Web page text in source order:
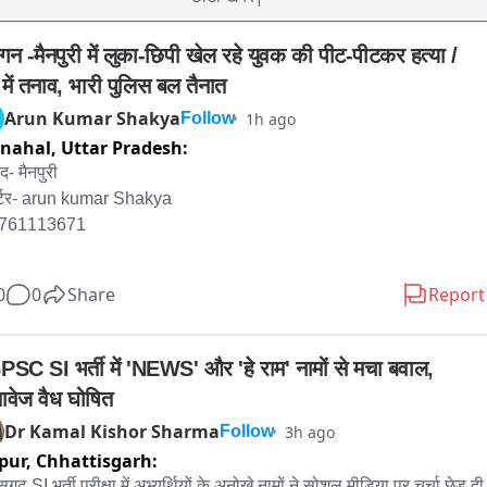
-मैनपुरी में लुका-छिपी खेल रहे युवक की पीट-पीटकर हत्या /
में तनाव, भारी पुलिस बल तैनात
Arun Kumar Shakya Follow 1h ago
Uttar Pradesh:
मैनपुरी
arun kumar Shakya
-मैनपुरी में लुका-छिपी खेल रहे युवक की पीट-पीटकर हत्या / गांव में तनाव, भारी
मैनपुरी से सनसनीखेज खबर सामने आई है जहां सिर्फ एक मजाक... एक खेल... एक
जान ले गया। घिरोर थाना क्षेत्र के कोसमा हिनूद गांव में नकाब पहनकर अपने
के साथ लुका-छिपी खेल रहे 20 साल के युवक को गांव के ही कुछ लोगों ने
0 Share Report
SI भर्ती में 'NEWS' और 'हे राम' नामों से मचा बवाल,
वैध घोषित
Dr Kamal Kishor Sharma Follow 3h ago
Chhattisgarh: